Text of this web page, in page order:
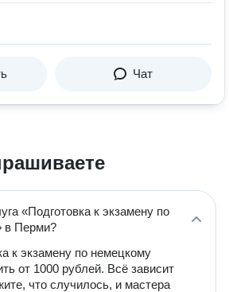
Чат
«Подготовка к экзамену по
в Перми?
к экзамену по немецкому
от 1000 рублей. Всё зависит
что случилось, и мастера